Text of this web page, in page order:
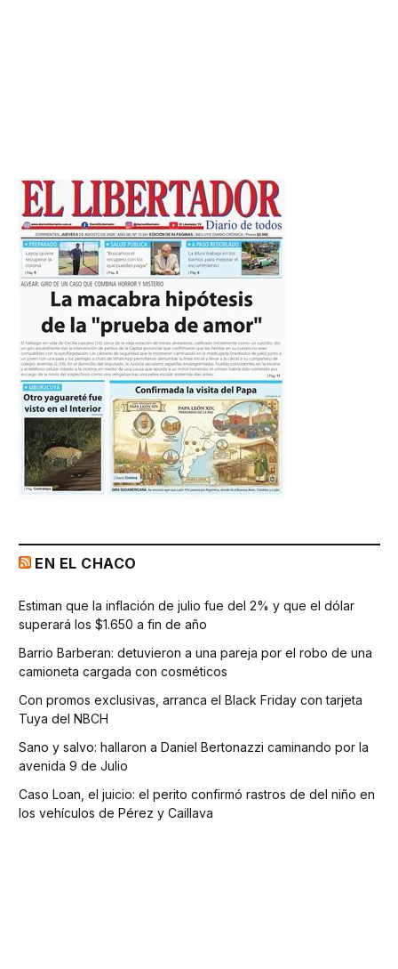
EN EL CHACO
Estiman que la inflación de julio fue del 2% y que el dólar
superará los $1.650 a fin de año
Barrio Barberan: detuvieron a una pareja por el robo de una
camioneta cargada con cosméticos
Con promos exclusivas, arranca el Black Friday con tarjeta
Tuya del NBCH
Sano y salvo: hallaron a Daniel Bertonazzi caminando por la
avenida 9 de Julio
Caso Loan, el juicio: el perito confirmó rastros de del niño en
los vehículos de Pérez y Caillava